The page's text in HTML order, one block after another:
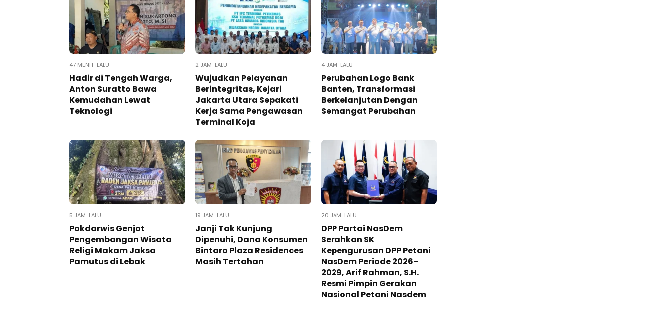
47 MENIT LALU
Hadir di Tengah Warga,
Anton Suratto Bawa
Kemudahan Lewat
Teknologi ​
2 JAM LALU
Wujudkan Pelayanan
Berintegritas, Kejari
Jakarta Utara Sepakati
Kerja Sama Pengawasan
Terminal Koja
4 JAM LALU
Perubahan Logo Bank
Banten, Transformasi
Berkelanjutan Dengan
Semangat Perubahan
5 JAM LALU
Pokdarwis Genjot
Pengembangan Wisata
Religi Makam Jaksa
Pamutus di Lebak
19 JAM LALU
Janji Tak Kunjung
Dipenuhi, Dana Konsumen
Bintaro Plaza Residences
Masih Tertahan
20 JAM LALU
DPP Partai NasDem
Serahkan SK
Kepengurusan DPP Petani
NasDem Periode 2026–
2029, Arif Rahman, S.H.
Resmi Pimpin Gerakan
Nasional Petani Nasdem